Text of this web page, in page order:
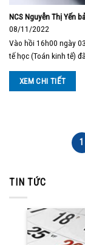
NCS Nguyễn Thị Yến
08/11/2022
Vào hồi 16h00 ngày
tế học (Toán kinh tế) đã
XEM CHI TIẾT
1
TIN TỨC